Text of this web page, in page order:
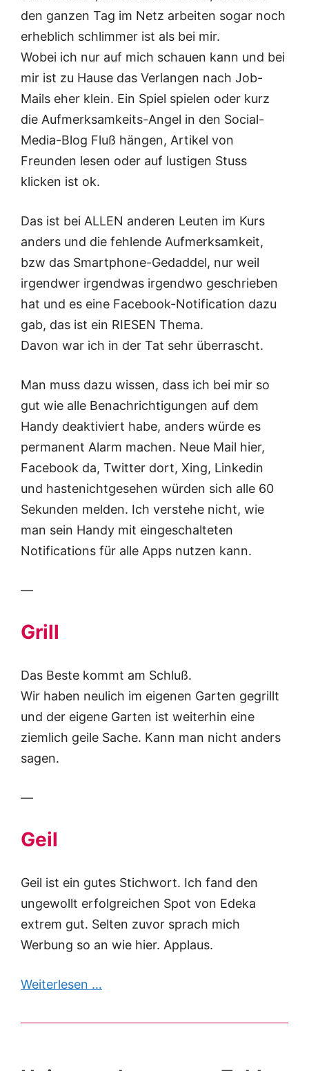
den ganzen Tag im Netz arbeiten sogar noch
erheblich schlimmer ist als bei mir.
Wobei ich nur auf mich schauen kann und bei
mir ist zu Hause das Verlangen nach Job-
Mails eher klein. Ein Spiel spielen oder kurz
die Aufmerksamkeits-Angel in den Social-
Media-Blog Fluß hängen, Artikel von
Freunden lesen oder auf lustigen Stuss
klicken ist ok.
Das ist bei ALLEN anderen Leuten im Kurs
anders und die fehlende Aufmerksamkeit,
bzw das Smartphone-Gedaddel, nur weil
irgendwer irgendwas irgendwo geschrieben
hat und es eine Facebook-Notification dazu
gab, das ist ein RIESEN Thema.
Davon war ich in der Tat sehr überrascht.
Man muss dazu wissen, dass ich bei mir so
gut wie alle Benachrichtigungen auf dem
Handy deaktiviert habe, anders würde es
permanent Alarm machen. Neue Mail hier,
Facebook da, Twitter dort, Xing, Linkedin
und hastenichtgesehen würden sich alle 60
Sekunden melden. Ich verstehe nicht, wie
man sein Handy mit eingeschalteten
Notifications für alle Apps nutzen kann.
—
Grill
Das Beste kommt am Schluß.
Wir haben neulich im eigenen Garten gegrillt
und der eigene Garten ist weiterhin eine
ziemlich geile Sache. Kann man nicht anders
sagen.
—
Geil
Geil ist ein gutes Stichwort. Ich fand den
ungewollt erfolgreichen Spot von Edeka
extrem gut. Selten zuvor sprach mich
Werbung so an wie hier. Applaus.
Weiterlesen …